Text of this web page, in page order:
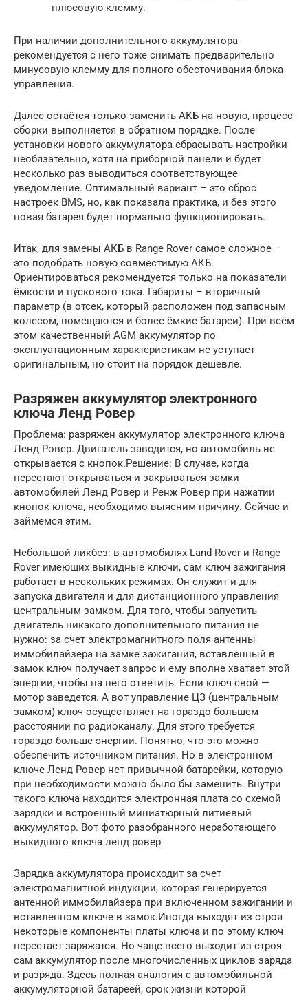
плюсовую клемму.
При наличии дополнительного аккумулятора
рекомендуется с него тоже снимать предварительно
минусовую клемму для полного обесточивания блока
управления.
Далее остаётся только заменить АКБ на новую, процесс
сборки выполняется в обратном порядке. После
установки нового аккумулятора сбрасывать настройки
необязательно, хотя на приборной панели и будет
несколько раз выводиться соответствующее
уведомление. Оптимальный вариант – это сброс
настроек BMS, но, как показала практика, и без этого
новая батарея будет нормально функционировать.
Итак, для замены АКБ в Range Rover самое сложное –
это подобрать новую совместимую АКБ.
Ориентироваться рекомендуется только на показатели
ёмкости и пускового тока. Габариты – вторичный
параметр (в отсек, который расположен под запасным
колесом, помещаются и более ёмкие батареи). При всём
этом качественный AGM аккумулятор по
эксплуатационным характеристикам не уступает
оригинальным, но стоит на порядок дешевле.
Разряжен аккумулятор электронного
ключа Ленд Ровер
Проблема: разряжен аккумулятор электронного ключа
Ленд Ровер. Двигатель заводится, но автомобиль не
открывается с кнопок.Решение: В случае, когда
перестают открываться и закрываться замки
автомобилей Ленд Ровер и Ренж Ровер при нажатии
кнопок ключа, необходимо выясним причину. Сейчас и
займемся этим.
Небольшой ликбез: в автомобилях Land Rover и Range
Rover имеющих выкидные ключи, сам ключ зажигания
работает в нескольких режимах. Он служит и для
запуска двигателя и для дистанционного управления
центральным замком. Для того, чтобы запустить
двигатель никакого дополнительного питания не
нужно: за счет электромагнитного поля антенны
иммобилайзера на замке зажигания, вставленный в
замок ключ получает запрос и ему вполне хватает этой
энергии, чтобы на него ответить. Если ключ свой —
мотор заведется. А вот управление ЦЗ (центральным
замком) ключ осуществляет на гораздо большем
расстоянии по радиоканалу. Для этого требуется
гораздо больше энергии. Понятно, что это можно
обеспечить источником питания. Но в электронном
ключе Ленд Ровер нет привычной батарейки, которую
при необходимости можно было бы заменить. Внутри
такого ключа находится электронная плата со схемой
зарядки и встроенный миниатюрный литиевый
аккумулятор. Вот фото разобранного неработающего
выкидного ключа ленд ровер
Зарядка аккумулятора происходит за счет
электромагнитной индукции, которая генерируется
антенной иммобилайзера при включенном зажигании и
вставленном ключе в замок.Иногда выходят из строя
некоторые компоненты платы ключа и по этому ключ
перестает заряжатся. Но чаще всего выходит из строя
сам аккумулятор после многочисленных циклов заряда
и разряда. Здесь полная аналогия с автомобильной
аккумуляторной батареей, срок жизни которой